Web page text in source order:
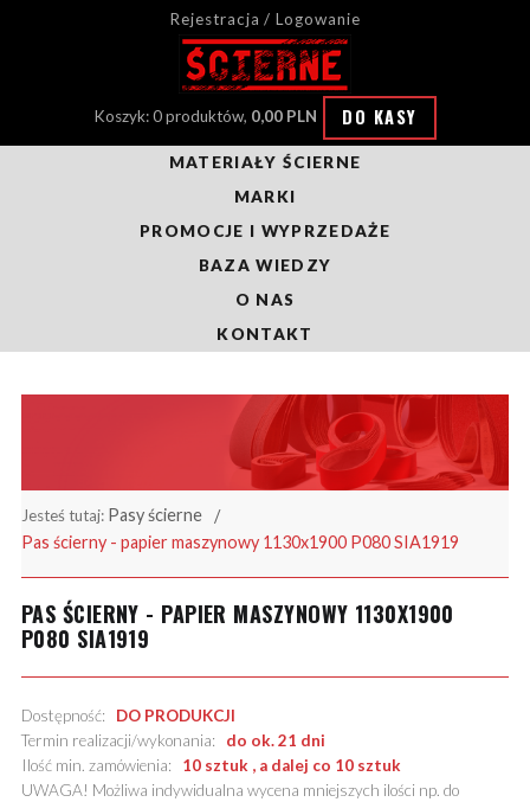
Rejestracja / Logowanie
Koszyk: 0 produktów, 0,00 PLN DO KASY
MATERIAŁY ŚCIERNE
MARKI
PROMOCJE I WYPRZEDAŻE
BAZA WIEDZY
O NAS
KONTAKT
Jesteś tutaj: Pasy ścierne
Pas ścierny - papier maszynowy 1130x1900 P080 SIA1919
PAS ŚCIERNY - PAPIER MASZYNOWY 1130X1900
P080 SIA1919
Dostępność: DO PRODUKCJI
Termin realizacji/wykonania: do ok. 21 dni
Ilość min. zamówienia: 10 sztuk , a dalej co 10 sztuk
UWAGA! Możliwa indywidualna wycena mniejszych ilości np. do